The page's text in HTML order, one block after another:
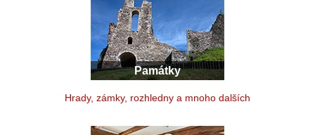
Památky
Hrady, zámky, rozhledny a mnoho dalších